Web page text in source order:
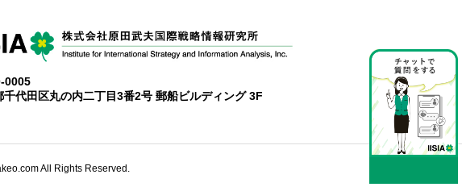
0005
千代田区丸の内二丁目3番2号 郵船ビルディング 3F
All Rights Reserved.